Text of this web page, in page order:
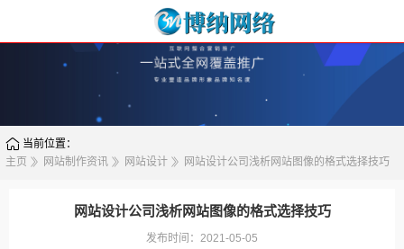
当前位置：
主页
网站制作资讯 网站设计 网站设计公司浅析网站图像的格式选择技巧
网站设计公司浅析网站图像的格式选择技巧
发布时间：2021-05-05